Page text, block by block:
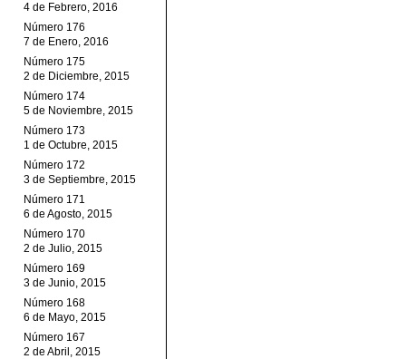
4 de Febrero, 2016
Número 176
7 de Enero, 2016
Número 175
2 de Diciembre, 2015
Número 174
5 de Noviembre, 2015
Número 173
1 de Octubre, 2015
Número 172
3 de Septiembre, 2015
Número 171
6 de Agosto, 2015
Número 170
2 de Julio, 2015
Número 169
3 de Junio, 2015
Número 168
6 de Mayo, 2015
Número 167
2 de Abril, 2015